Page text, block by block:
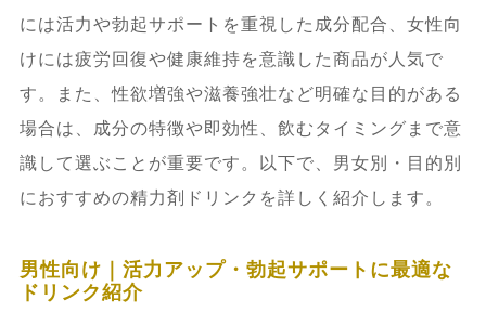
には活力や勃起サポートを重視した成分配合、女性向
けには疲労回復や健康維持を意識した商品が人気で
す。また、性欲増強や滋養強壮など明確な目的がある
場合は、成分の特徴や即効性、飲むタイミングまで意
識して選ぶことが重要です。以下で、男女別・目的別
におすすめの精力剤ドリンクを詳しく紹介します。
男性向け｜活力アップ・勃起サポートに最適な
ドリンク紹介